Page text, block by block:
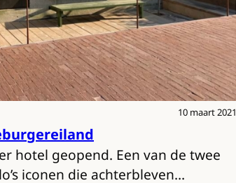
10 maart 2021
hotel geopend. Een van de twee
iconen die achterbleven…